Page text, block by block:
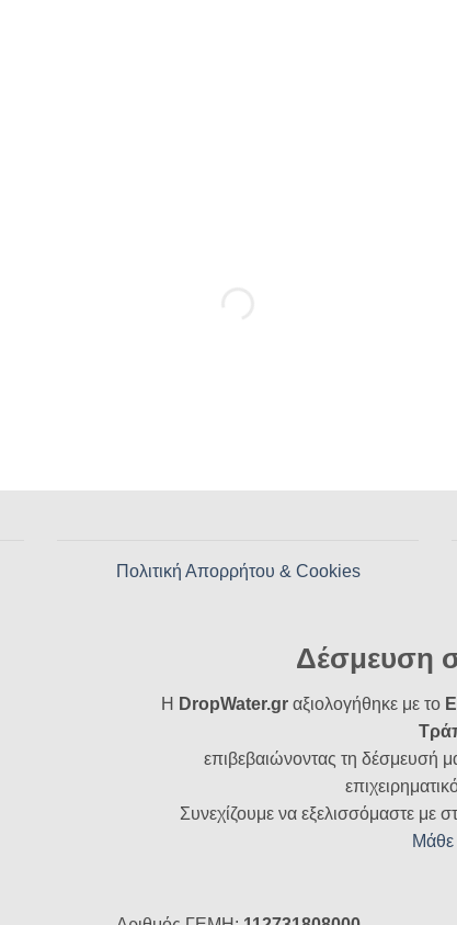
Πολιτική Απορρήτου & Cookies
Δέσμευση
Η DropWater.gr αξιολογήθηκε με το
επιβεβαιώνοντας τη δέσμευσή
Συνεχίζουμε να εξελισσόμαστε με
Μάθε